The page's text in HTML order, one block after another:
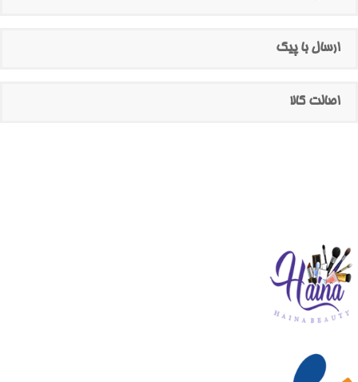
ارسال با پیک
اصالت کالا